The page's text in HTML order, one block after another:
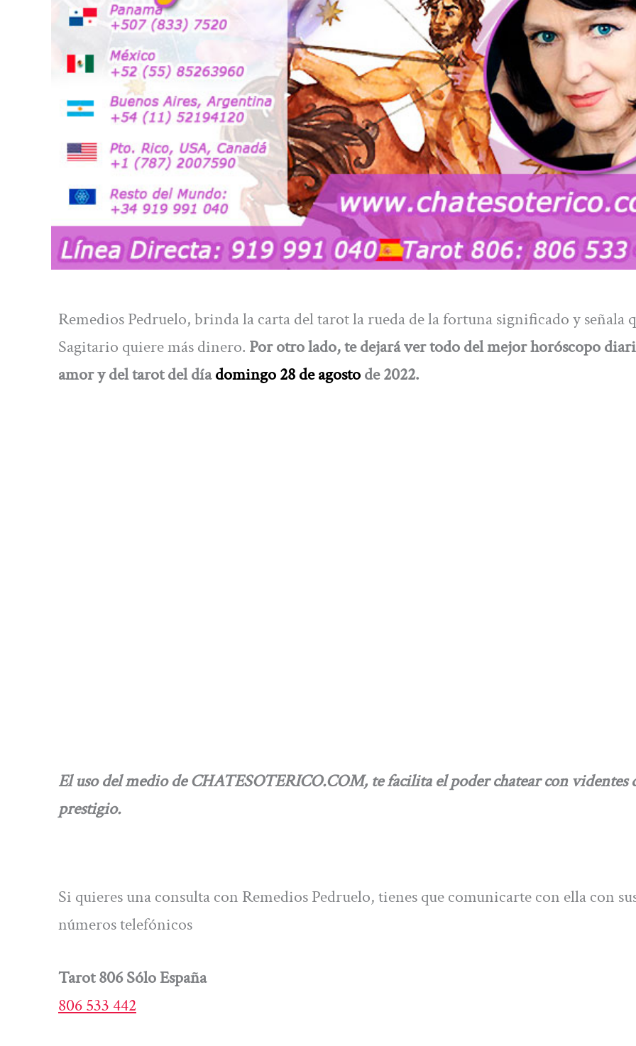
Remedios Pedruelo, brinda la carta del tarot la rueda de la fortuna significado y señala
Sagitario quiere más dinero. Por otro lado, te dejará ver todo del mejorhoróscopo
amor y del tarot del díadomingo28 de agostode 2022.
El uso del medio de CHATESOTERICO.COM, te facilita el poder chatear con videntes
prestigio.
Si quieres una consulta con Remedios Pedruelo, tienes que comunicarte con ella con
números telefónicos
Tarot 806 Sólo España
806 533 442